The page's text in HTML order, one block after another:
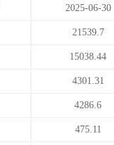
2025-06-30
21539.7
15038.44
4301.31
4286.6
475.11